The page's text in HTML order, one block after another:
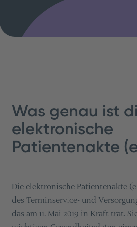
Was genau ist
elektronische
Patientenakte
Die elektronische Patientenakte
des Terminservice- und
das am 11. Mai 2019 in Kraft trat.